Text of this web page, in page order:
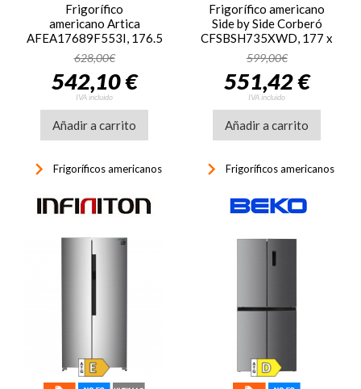
Frigorífico
americano Artica
AFEA17689F553I, 176.5
x 89.7 x 70.6 cm, No
Frost, clase E, 322
kWh/año, 35dB, 553
litros, Inverter, luz LED,
display, inox
628,00€
542,10 €
IVA incluido
Añadir a carrito
keyboard_arrow_right Frigoríficos americanos
Frigorífico americano
Side by Side Corberó
CFSBSH735XWD, 177 x
91 x 59 cm, No Frost,
clase E, 286 kWh/año,
39dB, 439 litros,
dispensador agua,
Inverter, inox
599,00€
551,42 €
IVA incluido
Añadir a carrito
keyboard_arrow_right Frigoríficos americanos